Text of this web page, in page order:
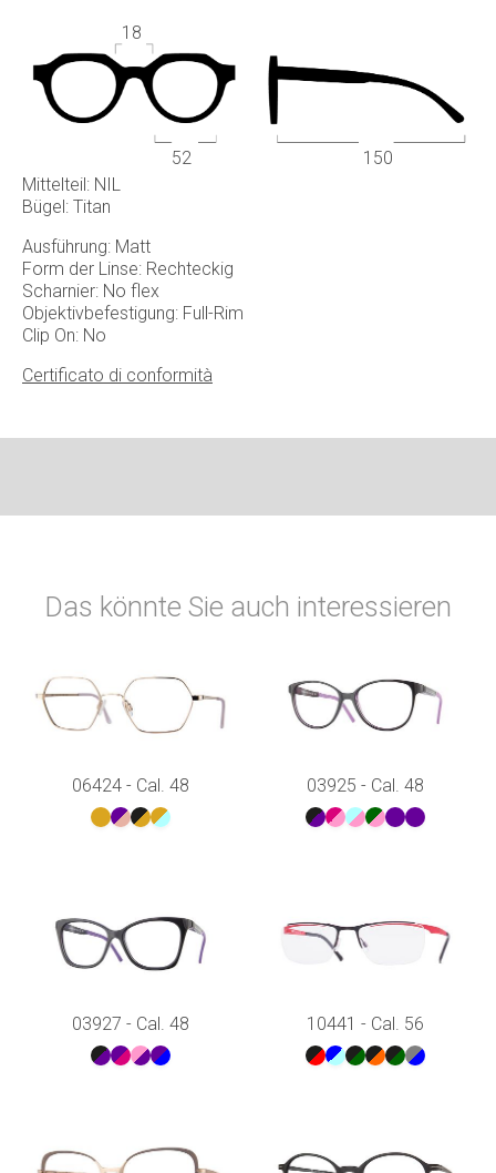
Mittelteil: NIL
Bügel: Titan
Ausführung: Matt
Form der Linse: Rechteckig
Scharnier: No flex
Objektivbefestigung: Full-Rim
Clip On: No
Certificato di conformità
52
18
150
Das könnte Sie auch interessieren
06424 - Cal. 48 03925 - Cal. 48
03927 - Cal. 48 10441 - Cal. 56